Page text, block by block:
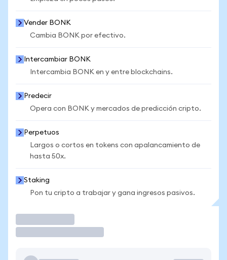
Vender BONK
Cambia BONK por efectivo.
Intercambiar BONK
Intercambia BONK en y entre blockchains.
Predecir
Opera con BONK y mercados de predicción cripto.
Perpetuos
Largos o cortos en tokens con apalancamiento de
hasta 50x.
Staking
Pon tu cripto a trabajar y gana ingresos pasivos.